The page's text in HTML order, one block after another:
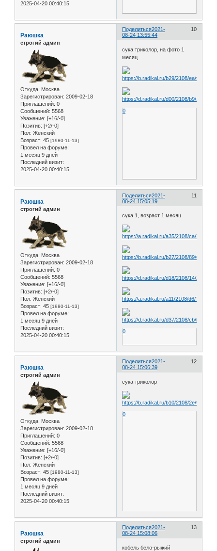
2025-04-20 00:40:15
Поделиться 10
2021-
08-24 13:55:44
Раюшка
строгий админ
Откуда: Москва
Зарегистрирован: 2009-02-18
Приглашений: 0
Сообщений: 5568
Уважение: [+16/-0]
Позитив: [+2/-0]
Пол: Женский
Возраст: 45 [1980-11-13]
Провел на форуме:
1 месяц 9 дней
Последний визит:
2025-04-20 00:40:15
сука триколор, на фото 1
месяц
0
Поделиться 11
2021-
08-24 15:05:19
Раюшка
строгий админ
Откуда: Москва
Зарегистрирован: 2009-02-18
Приглашений: 0
Сообщений: 5568
Уважение: [+16/-0]
Позитив: [+2/-0]
Пол: Женский
Возраст: 45 [1980-11-13]
Провел на форуме:
1 месяц 9 дней
Последний визит:
2025-04-20 00:40:15
сука 1, возраст 1 месяц
0
Поделиться 12
2021-
08-24 15:06:39
Раюшка
строгий админ
Откуда: Москва
Зарегистрирован: 2009-02-18
Приглашений: 0
Сообщений: 5568
Уважение: [+16/-0]
Позитив: [+2/-0]
Пол: Женский
Возраст: 45 [1980-11-13]
Провел на форуме:
1 месяц 9 дней
Последний визит:
2025-04-20 00:40:15
сука триколор
0
Поделиться 13
2021-
08-24 15:08:06
Раюшка
строгий админ
кобель бело-рыжий